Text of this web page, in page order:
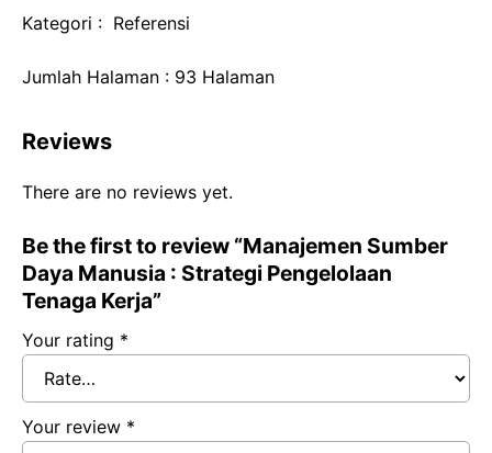
Kategori : Referensi
Jumlah Halaman : 93 Halaman
Reviews
There are no reviews yet.
Be the first to review “Manajemen Sumber
Daya Manusia : Strategi Pengelolaan
Tenaga Kerja”
Your rating *
Your review *